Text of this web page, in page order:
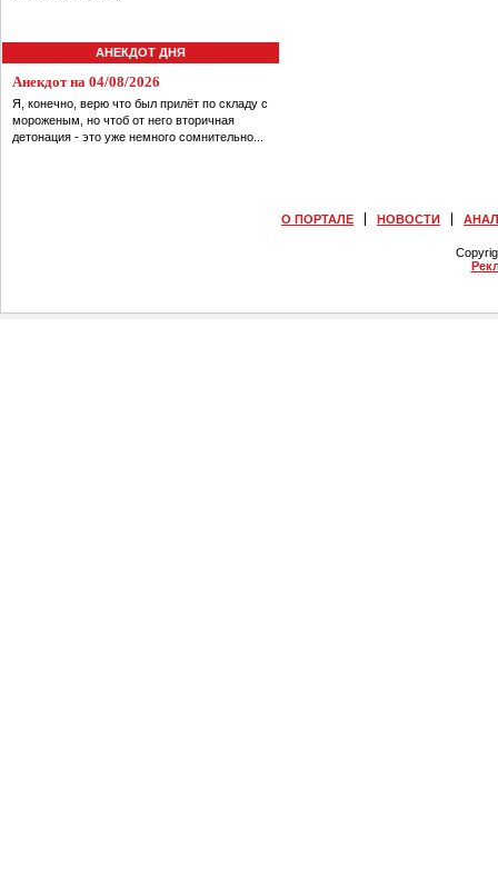
АНЕКДОТ ДНЯ
Анекдот на 04/08/2026
Я, конечно, верю что был прилёт по складу с
мороженым, но чтоб от него вторичная
детонация - это уже немного сомнительно...
О ПОРТАЛЕ НОВОСТИ